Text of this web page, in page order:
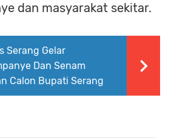
dan masyarakat sekitar.
Serang Gelar
Dan Senam
Calon Bupati Serang